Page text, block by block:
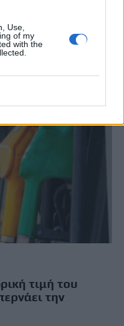
Use,
of my
with the
τιμή του
την